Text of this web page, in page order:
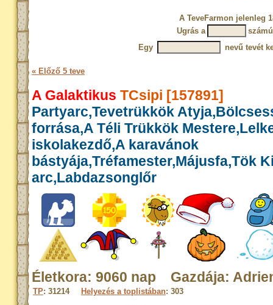
A TeveFarmon jelenleg
Ugrás a
Egy
nevű tevét
« Előző 5 teve
A Galaktikus TCsipi [157891]
Partyarc,Tevetrükkök
forrása,A Téli Trükkök
iskolakezdő,A karavánok
bástyája,Tréfamester,Májusfa,Tök
arc,Labdazsonglőr
Életkora: 9060 nap Gazdája:
TP: 31214 Helyezés a toplistában: 303